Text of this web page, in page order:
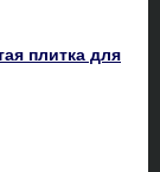
плитка для